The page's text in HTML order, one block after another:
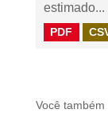
estimado...
PDF
Você